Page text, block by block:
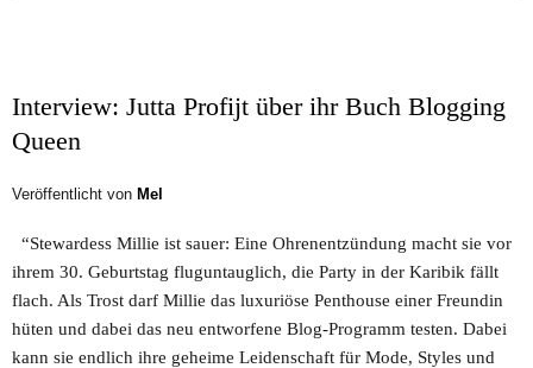
Interview: Jutta Profijt über ihr Buch Blogging
Queen
Veröffentlicht von Mel
“Stewardess Millie ist sauer: Eine Ohrenentzündung macht sie vor
ihrem 30. Geburtstag fluguntauglich, die Party in der Karibik fällt
flach. Als Trost darf Millie das luxuriöse Penthouse einer Freundin
hüten und dabei das neu entworfene Blog-Programm testen. Dabei
kann sie endlich ihre geheime Leidenschaft für Mode, Styles und